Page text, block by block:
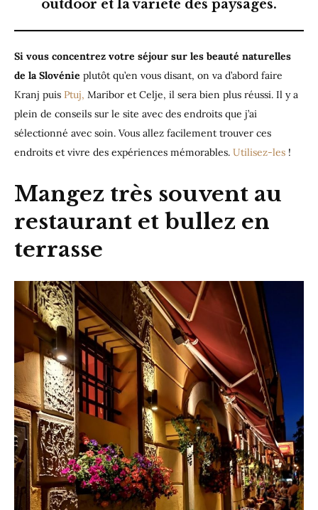
outdoor et la variété des paysages.
Si vous concentrez votre séjour sur les beauté naturelles
de la Slovénie plutôt qu’en vous disant, on va d’abord faire
Kranj puis Ptuj, Maribor et Celje, il sera bien plus réussi. Il y a
plein de conseils sur le site avec des endroits que j’ai
sélectionné avec soin. Vous allez facilement trouver ces
endroits et vivre des expériences mémorables. Utilisez-les !
Mangez très souvent au
restaurant et bullez en
terrasse